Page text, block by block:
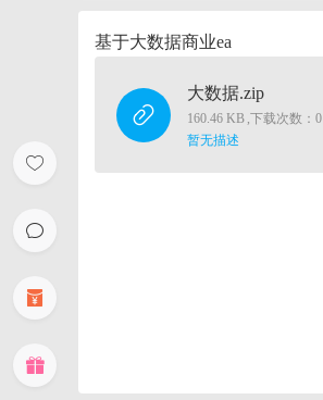
基于大数据商业ea
大数据.zip
160.46 KB ,下载次数：0
暂无描述